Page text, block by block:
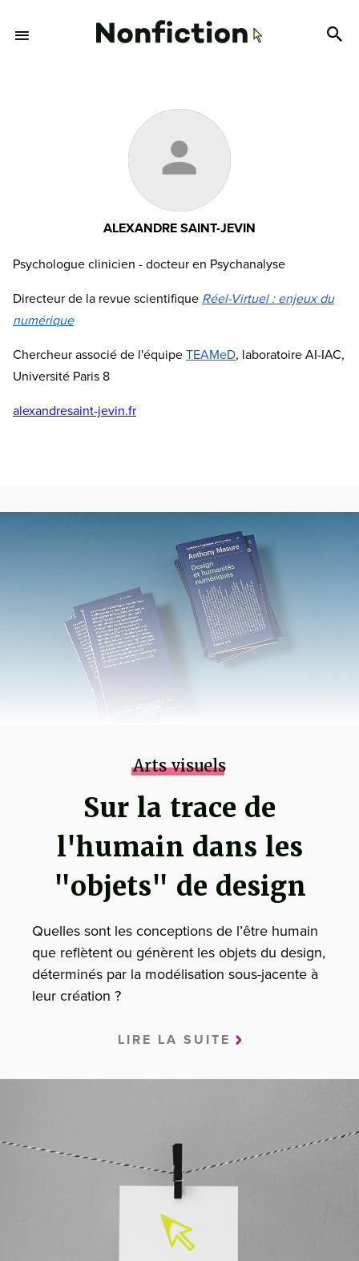
ALEXANDRE SAINT-JEVIN
Psychologue clinicien - docteur en Psychanalyse
Directeur de la revue scientifique Réel-Virtuel : enjeux du
numérique
Chercheur associé de l'équipe TEAMeD, laboratoire AI-IAC,
Université Paris 8
alexandresaint-jevin.fr
Arts visuels
Sur la trace de
l'humain dans les
"objets" de design
Quelles sont les conceptions de l’être humain
que reflètent ou génèrent les objets du design,
déterminés par la modélisation sous-jacente à
leur création ?
LIRE LA SUITE